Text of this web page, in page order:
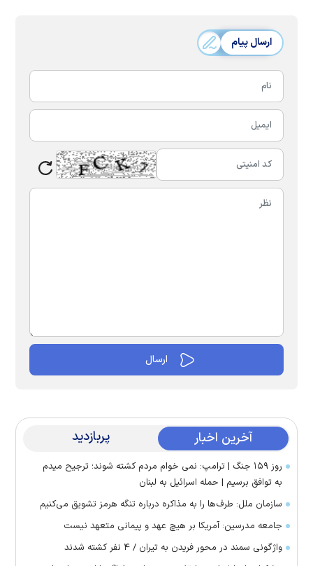
ارسال پیام
آخرین اخبار پربازدید
روز ۱۵۹ جنگ | ترامپ: نمی خوام مردم کشته شوند؛ ترجیح میدم
به توافق برسیم | حمله اسرائیل به لبنان
سازمان ملل: طرف‌ها را به مذاکره درباره تنگه هرمز تشویق می‌کنیم
جامعه مدرسین: آمریکا بر هیچ عهد و پیمانی متعهد نیست
واژگونی سمند در محور فریدن به تیران / ۴ نفر کشته شدند